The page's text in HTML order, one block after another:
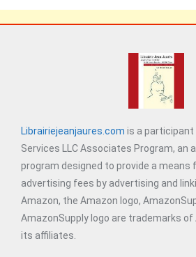
Librairiejeanjaures.com is a participant
Services LLC Associates Program, an
program designed to provide a means
advertising fees by advertising and
Amazon, the Amazon logo,
AmazonSupply logo are trademarks of
its affiliates.